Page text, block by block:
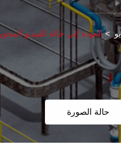
>العودة إلى حالة الفيديو المحور
حالة الصورة